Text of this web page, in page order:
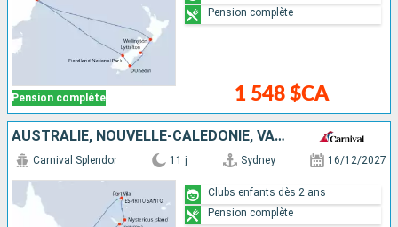
Pension complète 1 548 $CA
Pension complète
AUSTRALIE, NOUVELLE-CALÉDONIE, VANUATU
Carnival Splendor 11 j Sydney 16/12/2027
Clubs enfants dès 2 ans
Pension complète